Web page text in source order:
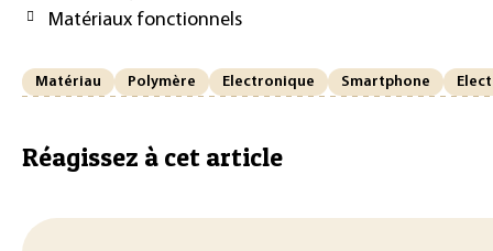
Matériaux fonctionnels
Matériau Polymère Electronique Smartphone
Réagissez à cet article